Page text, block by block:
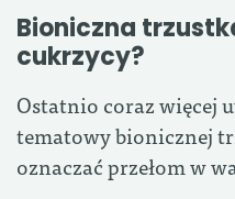
Bioniczna
cukrzycy?
Ostatnio coraz więcej
tematowy bionicznej
oznaczać przełom w